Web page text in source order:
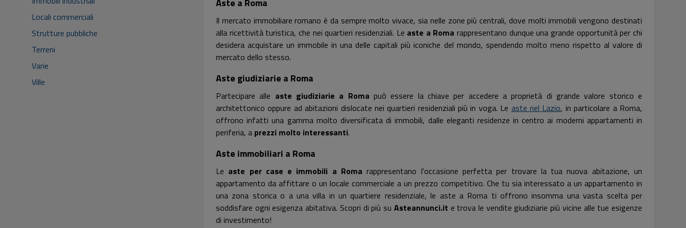
Locali commerciali
Strutture pubbliche
Terreni
Varie
Ville
Aste a Roma
Il mercato immobiliare romano è da sempre molto vivace, sia nelle zone più centrali, dove molti immobili vengono destinati
alla ricettività turistica, che nei quartieri residenziali. Le aste a Roma rappresentano dunque una grande opportunità per chi
desidera acquistare un immobile in una delle capitali più iconiche del mondo, spendendo molto meno rispetto al valore di
mercato dello stesso.
Aste giudiziarie a Roma
Partecipare alle aste giudiziarie a Roma può essere la chiave per accedere a proprietà di grande valore storico e
architettonico oppure ad abitazioni dislocate nei quartieri residenziali più in voga. Le aste nel Lazio, in particolare a Roma,
offrono infatti una gamma molto diversificata di immobili, dalle eleganti residenze in centro ai moderni appartamenti in
periferia, a prezzi molto interessanti.
Aste immobiliari a Roma
Le aste per case e immobili a Roma rappresentano l'occasione perfetta per trovare la tua nuova abitazione, un
appartamento da affittare o un locale commerciale a un prezzo competitivo. Che tu sia interessato a un appartamento in
una zona storica o a una villa in un quartiere residenziale, le aste a Roma ti offrono insomma una vasta scelta per
soddisfare ogni esigenza abitativa. Scopri di più su Asteannunci.it e trova le vendite giudiziarie più vicine alle tue esigenze
di investimento!